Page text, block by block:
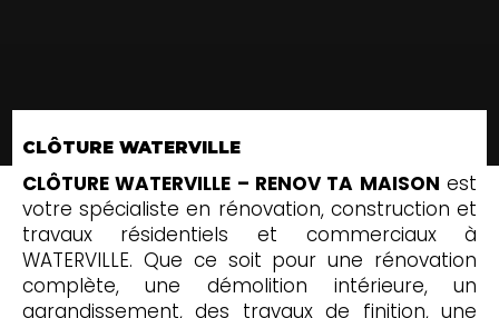
CLÔTURE WATERVILLE
CLÔTURE WATERVILLE – RENOV TA MAISON est
votre spécialiste en rénovation, construction et
travaux résidentiels et commerciaux à
WATERVILLE. Que ce soit pour une rénovation
complète, une démolition intérieure, un
agrandissement, des travaux de finition, une